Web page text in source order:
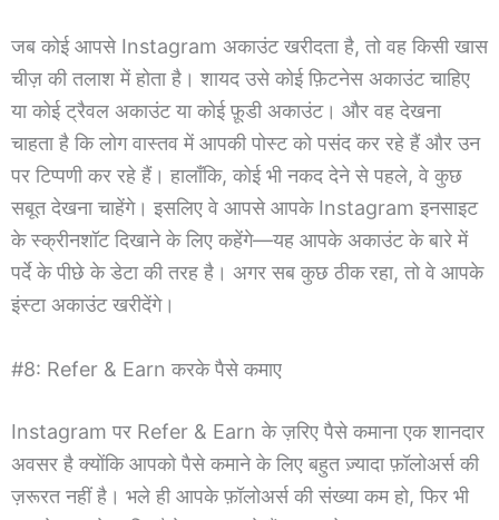
जब कोई आपसे Instagram अकाउंट खरीदता है, तो वह किसी खास
चीज़ की तलाश में होता है। शायद उसे कोई फ़िटनेस अकाउंट चाहिए
या कोई ट्रैवल अकाउंट या कोई फ़ूडी अकाउंट। और वह देखना
चाहता है कि लोग वास्तव में आपकी पोस्ट को पसंद कर रहे हैं और उन
पर टिप्पणी कर रहे हैं। हालाँकि, कोई भी नकद देने से पहले, वे कुछ
सबूत देखना चाहेंगे। इसलिए वे आपसे आपके Instagram इनसाइट
के स्क्रीनशॉट दिखाने के लिए कहेंगे—यह आपके अकाउंट के बारे में
पर्दे के पीछे के डेटा की तरह है। अगर सब कुछ ठीक रहा, तो वे आपके
इंस्टा अकाउंट खरीदेंगे।
#8: Refer & Earn करके पैसे कमाए
Instagram पर Refer & Earn के ज़रिए पैसे कमाना एक शानदार
अवसर है क्योंकि आपको पैसे कमाने के लिए बहुत ज़्यादा फ़ॉलोअर्स की
ज़रूरत नहीं है। भले ही आपके फ़ॉलोअर्स की संख्या कम हो, फिर भी